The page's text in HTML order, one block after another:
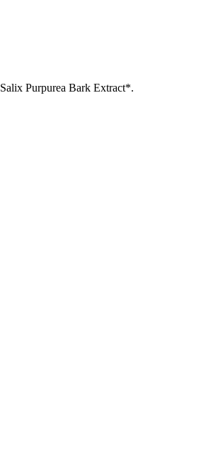
Salix Purpurea Bark Extract*.